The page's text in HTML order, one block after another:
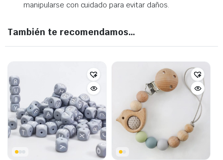
manipularse con cuidado para evitar daños.
También te recomendamos…